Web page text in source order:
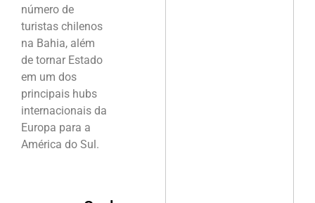
número de
turistas chilenos
na Bahia, além
de tornar Estado
em um dos
principais hubs
internacionais da
Europa para a
América do Sul.